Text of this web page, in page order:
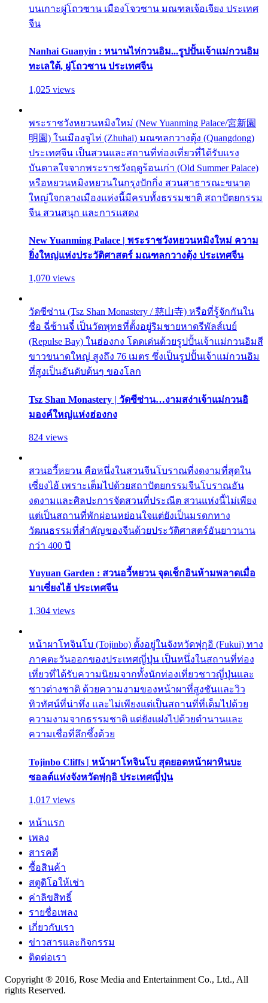
บนเกาะผู่โถวซาน เมืองโจวซาน มณฑลเจ้อเจียง ประเทศ
จีน
Nanhai Guanyin : หนานไห่กวนอิม...รูปปั้นเจ้าแม่กวนอิม
ทะเลใต้, ผู่โถวซาน ประเทศจีน
1,025 views
พระราชวังหยวนหมิงใหม่ (New Yuanming Palace/宮新園
明園) ในเมืองจูไห่ (Zhuhai) มณฑลกวางตุ้ง (Quangdong)
ประเทศจีน เป็นสวนและสถานที่ท่องเที่ยวที่ได้รับแรง
บันดาลใจจากพระราชวังฤดูร้อนเก่า (Old Summer Palace)
หรือหยวนหมิงหยวนในกรุงปักกิ่ง สวนสาธารณะขนาด
ใหญ่ใจกลางเมืองแห่งนี้มีครบทั้งธรรมชาติ สถาปัตยกรรม
จีน สวนสนุก และการแสดง
New Yuanming Palace | พระราชวังหยวนหมิงใหม่ ความ
ยิ่งใหญ่แห่งประวัติศาสตร์ มณฑลกวางตุ้ง ประเทศจีน
1,070 views
วัดซีซ่าน (Tsz Shan Monastery / 慈山寺) หรือที่รู้จักกันใน
ชื่อ ฉี่ซ้านจี๋ เป็นวัดพุทธที่ตั้งอยู่ริมชายหาดรีพัลส์เบย์
(Repulse Bay) ในฮ่องกง โดดเด่นด้วยรูปปั้นเจ้าแม่กวนอิมสี
ขาวขนาดใหญ่ สูงถึง 76 เมตร ซึ่งเป็นรูปปั้นเจ้าแม่กวนอิม
ที่สูงเป็นอันดับต้นๆ ของโลก
Tsz Shan Monastery | วัดซีซ่าน…งามสง่าเจ้าแม่กวนอิ
มองค์ใหญ่แห่งฮ่องกง
824 views
สวนอวี้หยวน คือหนึ่งในสวนจีนโบราณที่งดงามที่สุดใน
เซี่ยงไฮ้ เพราะเต็มไปด้วยสถาปัตยกรรมจีนโบราณอัน
งดงามและศิลปะการจัดสวนที่ประณีต สวนแห่งนี้ไม่เพียง
แต่เป็นสถานที่พักผ่อนหย่อนใจแต่ยังเป็นมรดกทาง
วัฒนธรรมที่สำคัญของจีนด้วยประวัติศาสตร์อันยาวนาน
กว่า 400 ปี
Yuyuan Garden : สวนอวี้หยวน จุดเช็กอินห้ามพลาดเมื่อ
มาเซี่ยงไฮ้ ประเทศจีน
1,304 views
หน้าผาโทจินโบ (Tojinbo) ตั้งอยู่ในจังหวัดฟุกุอิ (Fukui) ทาง
ภาคตะวันออกของประเทศญี่ปุ่น เป็นหนึ่งในสถานที่ท่อง
เที่ยวที่ได้รับความนิยมจากทั้งนักท่องเที่ยวชาวญี่ปุ่นและ
ชาวต่างชาติ ด้วยความงามของหน้าผาที่สูงชันและวิว
ทิวทัศน์ที่น่าทึ่ง และไม่เพียงแต่เป็นสถานที่ที่เต็มไปด้วย
ความงามจากธรรมชาติ แต่ยังแฝงไปด้วยตำนานและ
ความเชื่อที่ลึกซึ้งด้วย
Tojinbo Cliffs | หน้าผาโทจินโบ สุดยอดหน้าผาหินบะ
ซอลต์แห่งจังหวัดฟุกุอิ ประเทศญี่ปุ่น
1,017 views
หน้าแรก
เพลง
สารคดี
ซื้อสินค้า
สตูดิโอให้เช่า
ค่าลิขสิทธิ์
รายชื่อเพลง
เกี่ยวกับเรา
ข่าวสารและกิจกรรม
ติดต่อเรา
Copyright ® 2016, Rose Media and Entertainment Co., Ltd., All
rights Reserved.